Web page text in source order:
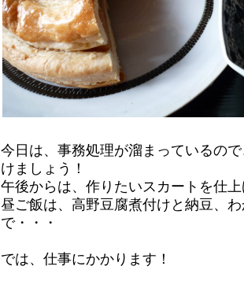
今日は、事務処理が溜まっているの
けましょう！
午後からは、作りたいスカートを仕
昼ご飯は、高野豆腐煮付けと納豆、
で・・・
では、仕事にかかります！